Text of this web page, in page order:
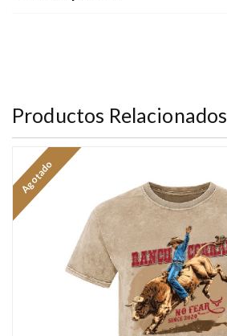
Productos Relacionados
Agotado